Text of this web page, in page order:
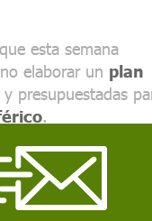
esta semana
elaborar un plan
presupuestadas
.
tienen la obligación
con el
afecte a